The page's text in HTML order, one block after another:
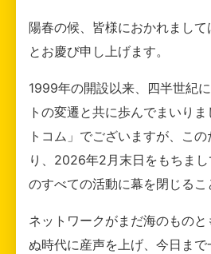
陽春の候、皆様におかれまし
とお慶び申し上げます。
1999年の開設以来、四半世紀
トの変遷と共に歩んでまいり
トコム」でございますが、こ
り、2026年2月末日をもちま
のすべての活動に幕を閉じるこ
ネットワークがまだ海のもの
ぬ時代に産声を上げ、今日ま